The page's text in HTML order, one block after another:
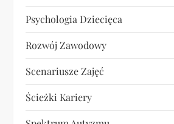
Psychologia Dziecięca
Rozwój Zawodowy
Scenariusze Zajęć
Ścieżki Kariery